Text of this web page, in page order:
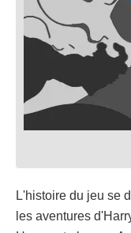
L'histoire du jeu se
les aventures